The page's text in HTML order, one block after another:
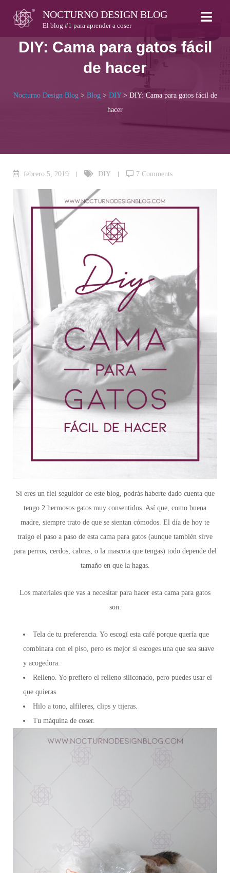
content
NOCTURNO DESIGN BLOG
El blog #1 para aprender a coser
DIY: Cama para gatos fácil
de hacer
Nocturno Design Blog> Blog> DIY> DIY: Cama para gatos fácil de
hacer
febrero 5, 2019 DIY 7 Comments
Si eres un fiel seguidor de este blog, podrás haberte dado cuenta que
tengo 2 hermosos gatos muy consentidos. Así que, como buena
madre, siempre trato de que se sientan cómodos. El día de hoy te
traigo el paso a paso de esta cama para gatos (aunque también sirve
para perros, cerdos, cabras, o la mascota que tengas) todo depende del
tamaño en que la hagas.
Los materiales que vas a necesitar para hacer esta cama para gatos
son:
Tela de tu preferencia. Yo escogí esta café porque quería que
combinara con el piso, pero es mejor si escoges una que sea suave
y acogedora.
Relleno. Yo prefiero el relleno siliconado, pero puedes usar el
que quieras.
Hilo a tono, alfileres, clips y tijeras.
Tu máquina de coser.